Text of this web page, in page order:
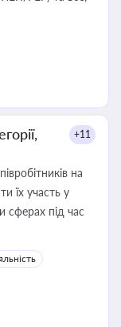
+11
на
їх участь у
сферах під час